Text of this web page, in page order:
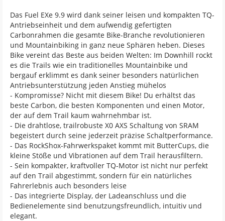
Das Fuel EXe 9.9 wird dank seiner leisen und kompakten TQ-
Antriebseinheit und dem aufwendig gefertigten
Carbonrahmen die gesamte Bike-Branche revolutionieren
und Mountainbiking in ganz neue Sphären heben. Dieses
Bike vereint das Beste aus beiden Welten: Im Downhill rockt
es die Trails wie ein traditionelles Mountainbike und
bergauf erklimmt es dank seiner besonders natürlichen
Antriebsunterstützung jeden Anstieg mühelos
- Kompromisse? Nicht mit diesem Bike! Du erhältst das
beste Carbon, die besten Komponenten und einen Motor,
der auf dem Trail kaum wahrnehmbar ist.
- Die drahtlose, trailrobuste X0 AXS Schaltung von SRAM
begeistert durch seine jederzeit präzise Schaltperformance.
- Das RockShox-Fahrwerkspaket kommt mit ButterCups, die
kleine Stöße und Vibrationen auf dem Trail herausfiltern.
- Sein kompakter, kraftvoller TQ-Motor ist nicht nur perfekt
auf den Trail abgestimmt, sondern für ein natürliches
Fahrerlebnis auch besonders leise
- Das integrierte Display, der Ladeanschluss und die
Bedienelemente sind benutzungsfreundlich, intuitiv und
elegant.